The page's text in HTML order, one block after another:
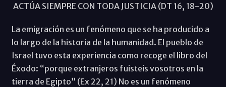
ACTÚA SIEMPRE CON TODA JUSTICIA (DT 16, 18-20)
La emigración es un fenómeno que se ha producido a
lo largo de la historia de la humanidad. El pueblo de
Israel tuvo esta experiencia como recoge el libro del
Éxodo: “porque extranjeros fuisteis vosotros en la
tierra de Egipto” (Ex 22, 21) No es un fenómeno